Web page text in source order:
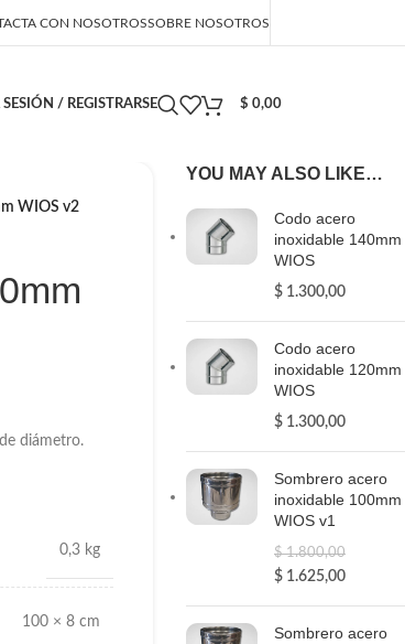
CON NOSOTROSSOBRE NOSOTROS
SESIÓN / REGISTRARSE $ 0,00
WIOS v2
diámetro.
0,3 kg
100 × 8 cm
YOU MAY ALSO LIKE…
Codo acero
inoxidable 140mm
WIOS
$ 1.300,00
Codo acero
inoxidable 120mm
WIOS
$ 1.300,00
Sombrero acero
inoxidable 100mm
WIOS v1
$1.800,00
$ 1.625,00
Sombrero acero